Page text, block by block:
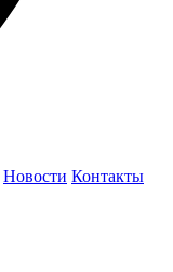
Новости Контакты